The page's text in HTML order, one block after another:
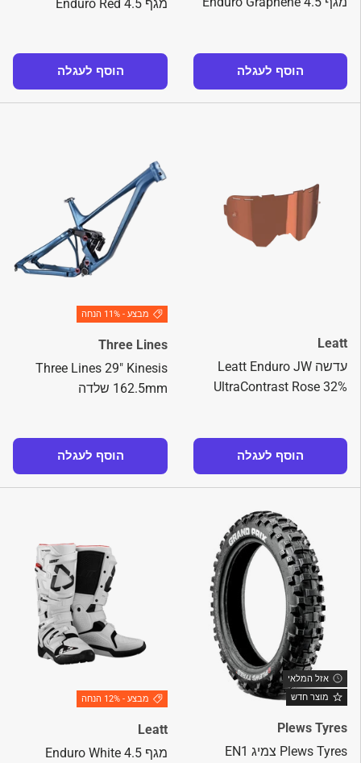
הוסף לעגלה
מגף 4.5 Enduro Red
הוסף לעגלה
Leatt
עדשה Leatt Enduro JW
UltraContrast Rose 32%
הוסף לעגלה
מבצע - 11% הנחה
Three Lines
Three Lines 29" Kinesis
162.5mm שלדה
הוסף לעגלה
אזל המלאי
מוצר חדש
Plews Tyres
Plews Tyres צמיג EN1
מבצע - 12% הנחה
Leatt
מגף 4.5 Enduro White